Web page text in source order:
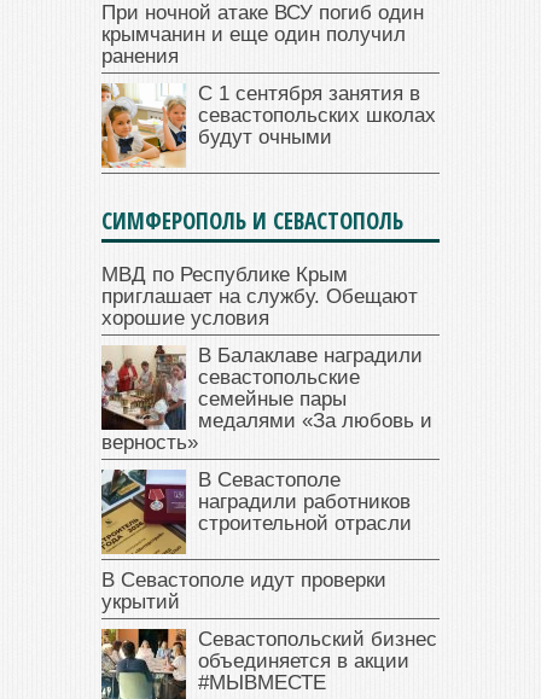
При ночной атаке ВСУ погиб один
крымчанин и еще один получил
ранения
С 1 сентября занятия в
севастопольских школах
будут очными
СИМФЕРОПОЛЬ И СЕВАСТОПОЛЬ
МВД по Республике Крым
приглашает на службу. Обещают
хорошие условия
В Балаклаве наградили
севастопольские
семейные пары
медалями «За любовь и
верность»
В Севастополе
наградили работников
строительной отрасли
В Севастополе идут проверки
укрытий
Севастопольский бизнес
объединяется в акции
#МЫВМЕСТЕ